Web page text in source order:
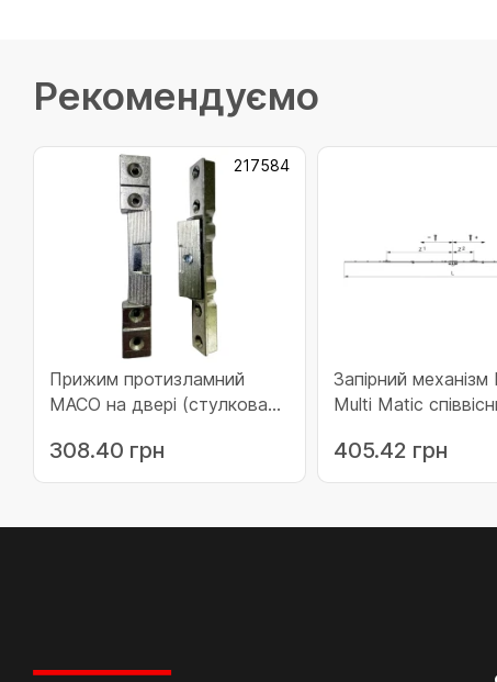
Рекомендуємо
217584
Прижим протизламний
MACO на двері (стулкова
308.40 грн
Запірний механізм
Multi Matic
FFH/FFB 1001-1400
передачі (211992)
405.42 грн